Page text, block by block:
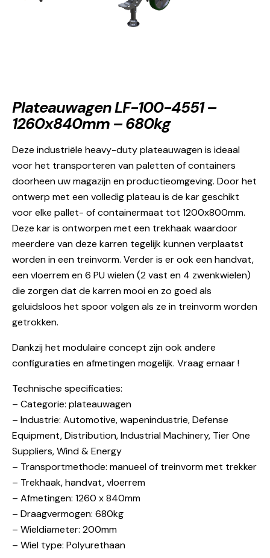
Plateauwagen LF-100-4551 –
1260x840mm – 680kg
Deze industriële heavy-duty plateauwagen is ideaal
voor het transporteren van paletten of containers
doorheen uw magazijn en productieomgeving. Door het
ontwerp met een volledig plateau is de kar geschikt
voor elke pallet- of containermaat tot 1200x800mm.
Deze kar is ontworpen met een trekhaak waardoor
meerdere van deze karren tegelijk kunnen verplaatst
worden in een treinvorm. Verder is er ook een handvat,
een vloerrem en 6 PU wielen (2 vast en 4 zwenkwielen)
die zorgen dat de karren mooi en zo goed als
geluidsloos het spoor volgen als ze in treinvorm worden
getrokken.
Dankzij het modulaire concept zijn ook andere
configuraties en afmetingen mogelijk. Vraag ernaar !
Technische specificaties:
– Categorie: plateauwagen
– Industrie: Automotive, wapenindustrie, Defense
Equipment, Distribution, Industrial Machinery, Tier One
Suppliers, Wind & Energy
– Transportmethode: manueel of treinvorm met trekker
– Trekhaak, handvat, vloerrem
– Afmetingen: 1260 x 840mm
– Draagvermogen: 680kg
– Wieldiameter: 200mm
– Wiel type: Polyurethaan